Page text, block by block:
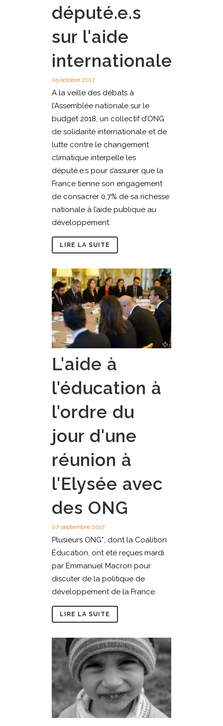
député.e.s
sur l'aide
internationale
05 octobre 2017
A la veille des débats à
l’Assemblée nationale sur le
budget 2018, un collectif d’ONG
de solidarité internationale et de
lutte contre le changement
climatique interpelle les
député.e.s pour s’assurer que la
France tienne son engagement
de consacrer 0,7% de sa richesse
nationale à l’aide publique au
développement.
LIRE LA SUITE
L'aide à
l'éducation à
l'ordre du
jour d'une
réunion à
l'Elysée avec
des ONG
07 septembre 2017
Plusieurs ONG*, dont la Coalition
Éducation, ont été reçues mardi
par Emmanuel Macron pour
discuter de la politique de
développement de la France.
LIRE LA SUITE